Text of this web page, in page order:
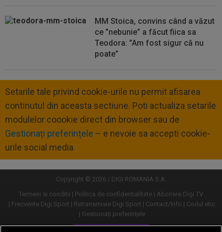
MM Stoica, convins când a văzut
ce ”nebunie” a făcut fiica sa
Teodora: ”Am fost sigur că nu
poate”
Setarile tale privind cookie-urile nu permit afisarea
continutul din aceasta sectiune. Poti actualiza setarile
modulelor coookie direct din browser sau de
Gestionați preferințele – e nevoie sa accepti cookie-
urile social media
Copyright © 2026 / DIGI ROMANIA S.A.
Termeni si conditii
Politica de confidentialitate
Abonare Digi TV
Frecvente Digi Sport
Retransmisie Digi Sport Contact/Info
Codul etic
Gestionați preferințele